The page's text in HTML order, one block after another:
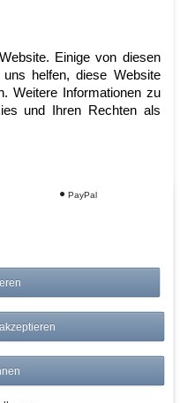
Einige von diesen
helfen, diese Website
Weitere Informationen zu
und Ihren Rechten als
PayPal